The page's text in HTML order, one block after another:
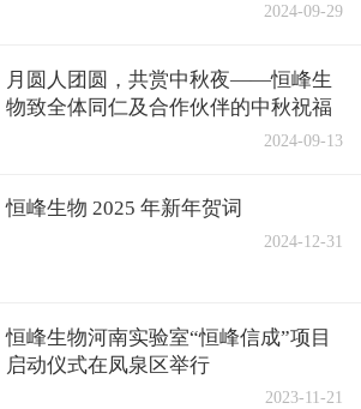
2024-09-29
月圆人团圆，共赏中秋夜——恒峰生
物致全体同仁及合作伙伴的中秋祝福
2024-09-13
恒峰生物 2025 年新年贺词
2024-12-31
恒峰生物河南实验室“恒峰信成”项目
启动仪式在凤泉区举行
2023-11-21